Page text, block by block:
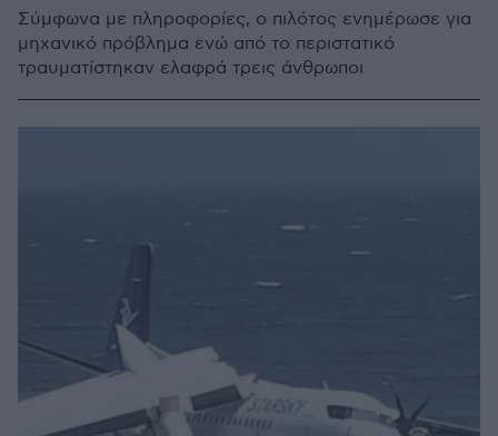
Σύμφωνα με πληροφορίες, ο πιλότος ενημέρωσε για
μηχανικό πρόβλημα ενώ από το περιστατικό
τραυματίστηκαν ελαφρά τρεις άνθρωποι